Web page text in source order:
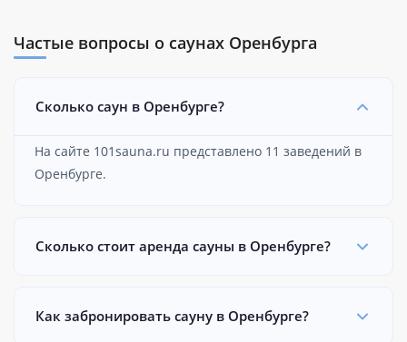
Частые вопросы о саунах Оренбурга
Сколько саун в Оренбурге?
На сайте 101sauna.ru представлено 11 заведений в
Оренбурге.
Сколько стоит аренда сауны в Оренбурге?
Как забронировать сауну в Оренбурге?